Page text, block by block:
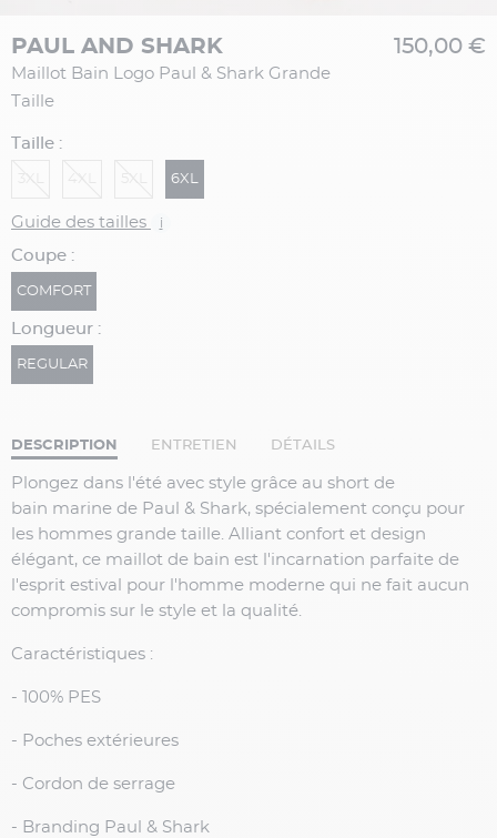
PAUL AND SHARK
Maillot Bain Logo Paul & Shark Grande
Taille
150,00 €
Taille :
6XL
Guide des tailles i
Coupe :
COMFORT
Longueur :
REGULAR
DESCRIPTION ENTRETIEN DÉTAILS
Plongez dans l'été avec style grâce au short de
bain marine de Paul & Shark, spécialement conçu pour
les hommes grande taille. Alliant confort et design
élégant, ce maillot de bain est l'incarnation parfaite de
l'esprit estival pour l'homme moderne qui ne fait aucun
compromis sur le style et la qualité.
Caractéristiques :
- 100% PES
- Poches extérieures
- Cordon de serrage
- Branding Paul & Shark